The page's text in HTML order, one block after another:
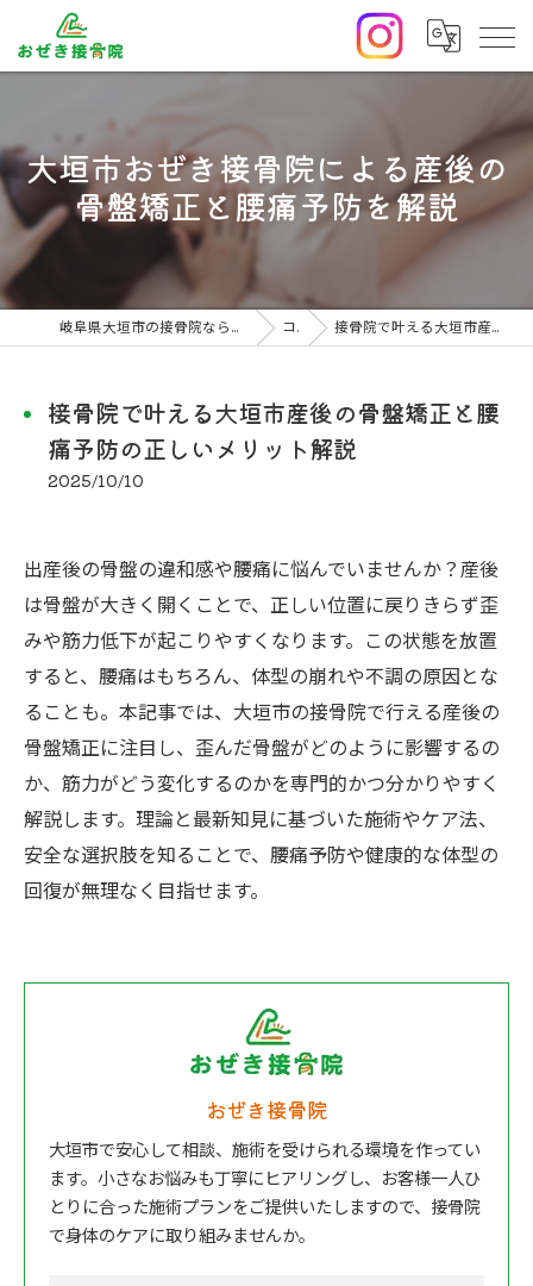
大垣市おぜき接骨院による産後の
骨盤矯正と腰痛予防を解説
岐阜県大垣市の接骨院ならおぜき接骨院/整体院｜腰痛/交通事故治療/肩こり コラム 接骨院で叶える大垣市産後の骨盤矯正と腰痛予防の正しいメリット解説
接骨院で叶える大垣市産後の骨盤矯正と腰
痛予防の正しいメリット解説
2025/10/10
出産後の骨盤の違和感や腰痛に悩んでいませんか？産後
は骨盤が大きく開くことで、正しい位置に戻りきらず歪
みや筋力低下が起こりやすくなります。この状態を放置
すると、腰痛はもちろん、体型の崩れや不調の原因とな
ることも。本記事では、大垣市の接骨院で行える産後の
骨盤矯正に注目し、歪んだ骨盤がどのように影響するの
か、筋力がどう変化するのかを専門的かつ分かりやすく
解説します。理論と最新知見に基づいた施術やケア法、
安全な選択肢を知ることで、腰痛予防や健康的な体型の
回復が無理なく目指せます。
おぜき接骨院
大垣市で安心して相談、施術を受けられる環境を作ってい
ます。小さなお悩みも丁寧にヒアリングし、お客様一人ひ
とりに合った施術プランをご提供いたしますので、接骨院
で身体のケアに取り組みませんか。